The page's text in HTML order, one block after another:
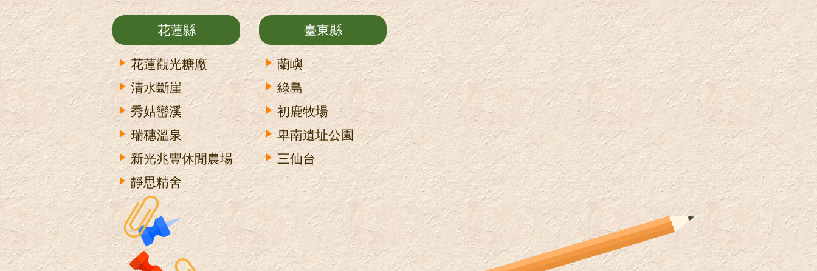
花蓮縣
花蓮觀光糖廠
清水斷崖
秀姑巒溪
瑞穗溫泉
新光兆豐休閒農場
靜思精舍
臺東縣
蘭嶼
綠島
初鹿牧場
卑南遺址公園
三仙台